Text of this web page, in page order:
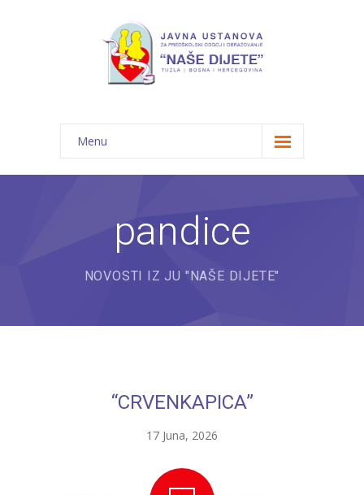
Menu
Početna
O nama
-- JU "Naše dijete"
pandice
NOVOSTI IZ JU "NAŠE DIJETE"
“CRVENKAPICA”
17 Juna, 2026